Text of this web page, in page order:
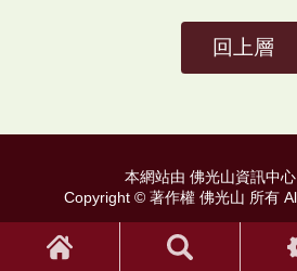
回上層
本網站由 佛光山資訊中
Copyright © 著作權 佛光山 所有